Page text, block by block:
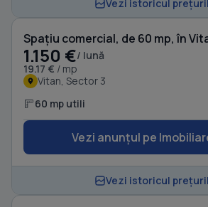
Vezi istoricul
Spațiu comercial, de 60 mp, în
1.150 €/ lună
19.17 € / mp
Vitan, Sector 3
60 mp utili
Vezi anunțul pe
Vezi istoricul